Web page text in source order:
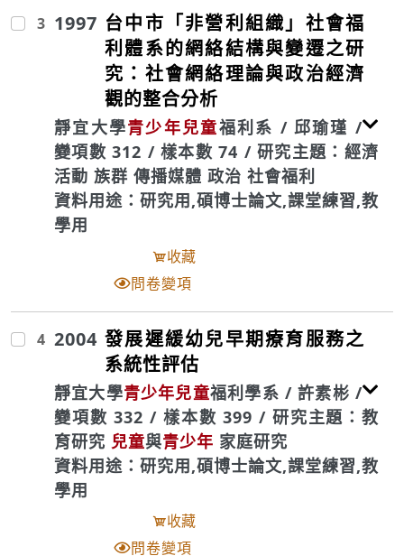
3 1997 台中市「非營利組織」社會福
利體系的網絡結構與變遷之研
究：社會網絡理論與政治經濟
觀的整合分析
靜宜大學青少年兒童福利系 / 邱瑜瑾 /
變項數 312 / 樣本數 74 / 研究主題：經濟
活動 族群 傳播媒體 政治 社會福利
資料用途：研究用,碩博士論文,課堂練習,教
學用
收藏
問卷變項
4 2004 發展遲緩幼兒早期療育服務之
系統性評估
靜宜大學青少年兒童福利學系 / 許素彬 /
變項數 332 / 樣本數 399 / 研究主題：教
育研究 兒童與青少年 家庭研究
資料用途：研究用,碩博士論文,課堂練習,教
學用
收藏
問卷變項